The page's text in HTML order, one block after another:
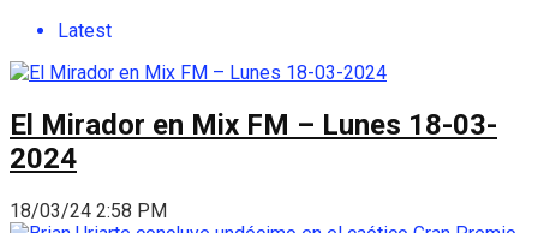
Latest
El Mirador en Mix FM – Lunes 18-03-
2024
18/03/24 2:58 PM